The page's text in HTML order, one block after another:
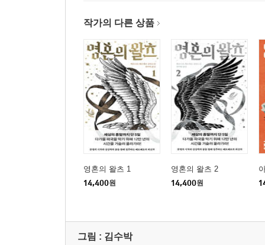
함께 있기
작가의 다른 상품
영혼의 왈츠 1
14,400원
영혼의 왈츠 2
14,400원
그림 : 김수박